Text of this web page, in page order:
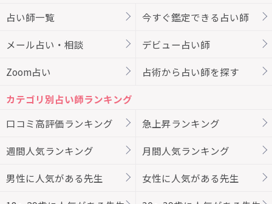
占い師一覧
今すぐ鑑定できる占い師
メール占い・相談 デビュー占い師
Zoom占い 占術から占い師を探す
カテゴリ別占い師ランキング
口コミ高評価ランキング
急上昇ランキング
週間人気ランキング 月間人気ランキング
男性に人気がある先生 女性に人気がある先生